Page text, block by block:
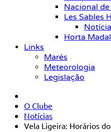
Nacional
Les Sables
Horta
Links
Marés
Meteorologia
Legislação
O Clube
Notícias
Vela Ligeira: Horários